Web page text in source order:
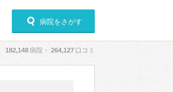
病院をさがす
182,148病院・ 264,127 口コミ